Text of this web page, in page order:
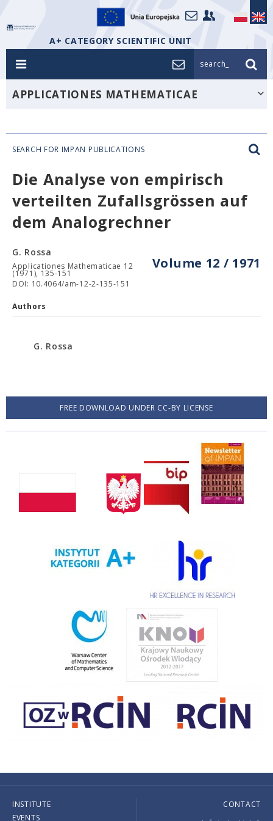
A+ CATEGORY SCIENTIFIC UNIT
search_
APPLICATIONES MATHEMATICAE
SEARCH FOR IMPAN PUBLICATIONS
Die Analyse von empirisch
verteilten Zufallsgrössen auf
dem Analogrechner
Volume 12 / 1971
G. Rossa
Applicationes Mathematicae 12
(1971), 135-151
DOI: 10.4064/am-12-2-135-151
Authors
G. Rossa
FREE DOWNLOAD UNDER CC-BY LICENSE
INSTITUTE
EVENTS
CONTACT